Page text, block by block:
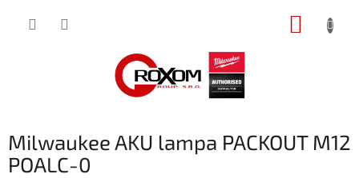
Milwaukee AKU lampa PACKOUT M12
POALC-0